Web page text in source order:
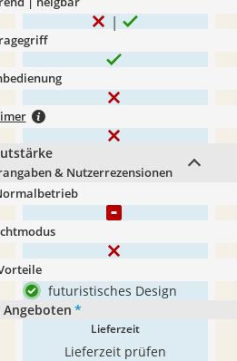
& Nutzerrezensionen
futuristisches Design
Angeboten *
Lieferzeit
Lieferzeit prüfen